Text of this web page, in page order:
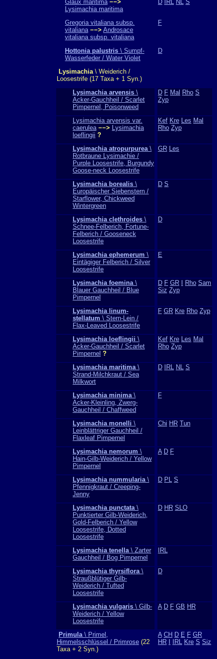
Glaux maritima −−>
Lysimachia maritima
D IRL NL S
Gregoria vitaliana subsp.
vitaliana −−> Androsace
vitaliana subsp. vitaliana
F
Hottonia palustris \ Sumpf-
Wasserfeder / Water Violet
D
Lysimachia\ Weiderich /
Loosestrife (17 Taxa + 1 Syn.)
Lysimachia arvensis \
Acker-Gauchheil / Scarlet
Pimpernel, Poisonweed
D F Mal Rho S
Zyp
Lysimachia arvensis var.
caerulea −−> Lysimachia
loeflingii ?
Kef Kre Les Mal
Rho Zyp
Lysimachia atropurpurea\
Rotbraune Lysimachie /
Purple Loosestrife, Burgundy
Goose-neck Loosestrife
GR Les
Lysimachia borealis \
Europäischer Siebenstern /
Starflower, Chickweed
Wintergreen
D S
Lysimachia clethroides \
Schnee-Felberich, Fortune-
Felberich / Gooseneck
Loosestrife
D
Lysimachia ephemerum \
Eintägiger Felberich / Silver
Loosestrife
E
Lysimachia foemina\
Blauer Gauchheil / Blue
Pimpernel
D F GR Rho Sam
Siz Zyp
Lysimachia linum-
stellatum \ Stern-Lein /
Flax-Leaved Loosestrife
F GR Kre Rho Zyp
Lysimachia loeflingii \
Acker-Gauchheil / Scarlet
Pimpernel ?
Kef Kre Les Mal
Rho Zyp
Lysimachia maritima\
Strand-Milchkraut / Sea
Milkwort
D IRL NL S
Lysimachia minima\
Acker-Kleinling, Zwerg-
Gauchheil / Chaffweed
F
Lysimachia monelli \
Leinblättriger Gauchheil /
Flaxleaf Pimpernel
Chi HR Tun
Lysimachia nemorum \
Hain-Gilb-Weiderich / Yellow
Pimpernel
A D F
Lysimachia nummularia\
Pfennigkraut / Creeping-
Jenny
D PL S
Lysimachia punctata\
Punktierter Gilb-Weiderich,
Gold-Felberich / Yellow
Loosestrife, Dotted
Loosestrife
D HR SLO
Lysimachia tenella\ Zarter
Gauchheil / Bog Pimpernel
IRL
Lysimachia thyrsiflora\
Straußblütiger Gilb-
Weiderich / Tufted
Loosestrife
D
Lysimachia vulgaris \ Gilb-
Weiderich / Yellow
Loosestrife
A D F GB HR
Primula\ Primel,
Himmelsschlüssel / Primrose (22
Taxa + 2 Syn.)
A CH D E F GR
HR
IRL Kre S Siz